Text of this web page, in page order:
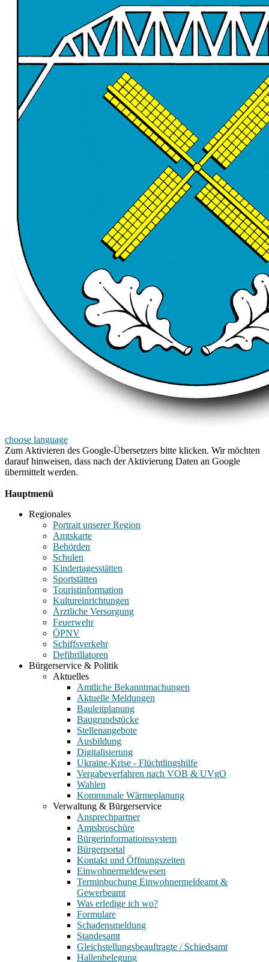
choose language
Zum Aktivieren des Google-Übersetzers bitte klicken. Wir möchten
darauf hinweisen, dass nach der Aktivierung Daten an Google
übermittelt werden.
Hauptmenü
Regionales
Portrait unserer Region
Amtskarte
Behörden
Schulen
Kindertagesstätten
Sportstätten
Touristinformation
Kultureinrichtungen
Ärztliche Versorgung
Feuerwehr
ÖPNV
Schiffsverkehr
Defibrillatoren
Bürgerservice & Politik
Aktuelles
Amtliche Bekanntmachungen
Aktuelle Meldungen
Bauleitplanung
Baugrundstücke
Stellenangebote
Ausbildung
Digitalisierung
Ukraine-Krise - Flüchtlingshilfe
Vergabeverfahren nach VOB & UVgO
Wahlen
Kommunale Wärmeplanung
Verwaltung & Bürgerservice
Ansprechpartner
Amtsbroschüre
Bürgerinformationssystem
Bürgerportal
Kontakt und Öffnungszeiten
Einwohnermeldewesen
Terminbuchung Einwohnermeldeamt &
Gewerbeamt
Was erledige ich wo?
Formulare
Schadensmeldung
Standesamt
Gleichstellungsbeauftragte / Schiedsamt
Hallenbelegung